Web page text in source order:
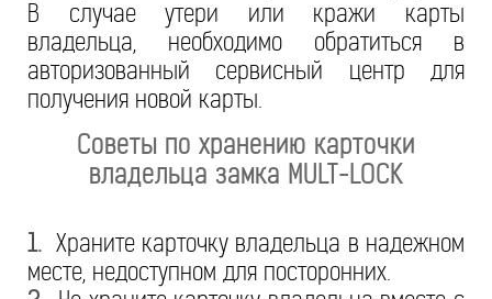
В случае утери или кражи карты
владельца, необходимо обратиться в
авторизованный сервисный центр для
получения новой карты.
Советы по хранению карточки
владельца замка MULT-LOCK
1. Храните карточку владельца в надежном
месте, недоступном для посторонних.